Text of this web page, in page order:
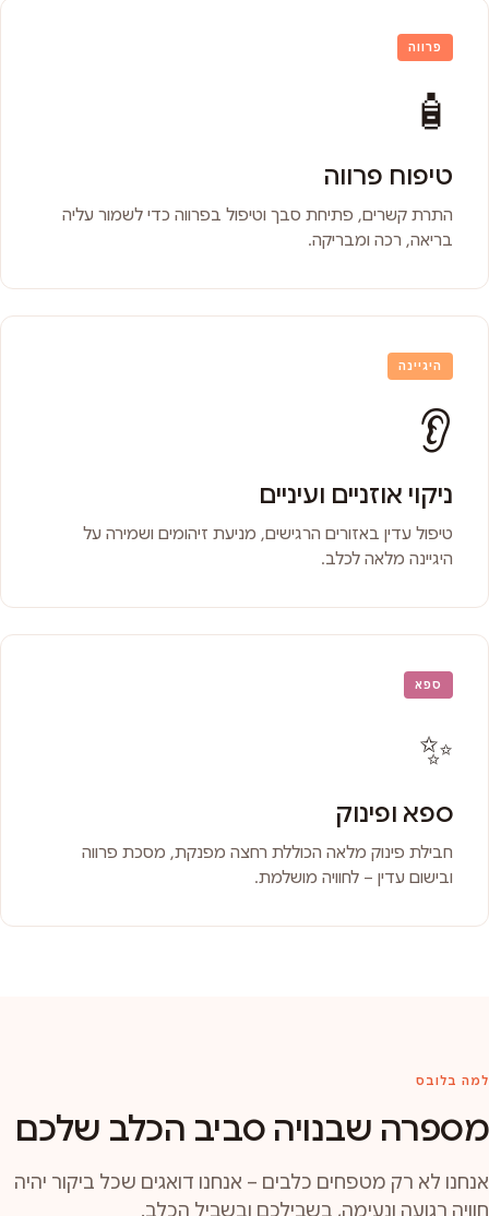
פרווה
🧴
טיפוח פרווה
התרת קשרים, פתיחת סבך וטיפול בפרווה כדי לשמור עליה
בריאה, רכה ומבריקה.
היגיינה
👂
ניקוי אוזניים ועיניים
טיפול עדין באזורים הרגישים, מניעת זיהומים ושמירה על
היגיינה מלאה לכלב.
ספא
✨
ספא ופינוק
חבילת פינוק מלאה הכוללת רחצה מפנקת, מסכת פרווה
ובישום עדין – לחוויה מושלמת.
למה בלובס
מספרה שבנויה סביב הכלב שלכם
אנחנו לא רק מטפחים כלבים – אנחנו דואגים שכל ביקור יהיה
חוויה רגועה ונעימה, בשבילכם ובשביל הכלב.